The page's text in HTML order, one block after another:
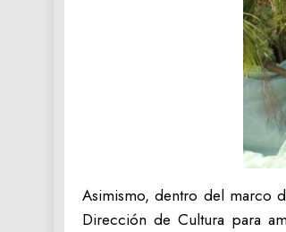
Asimismo, dentro del marco
Dirección de Cultura para